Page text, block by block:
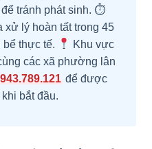
tránh phát sinh. ⏱
xử lý hoàn tất trong 45
thực tế.
Khu vực
các xã phường lân
để được
bắt đầu.